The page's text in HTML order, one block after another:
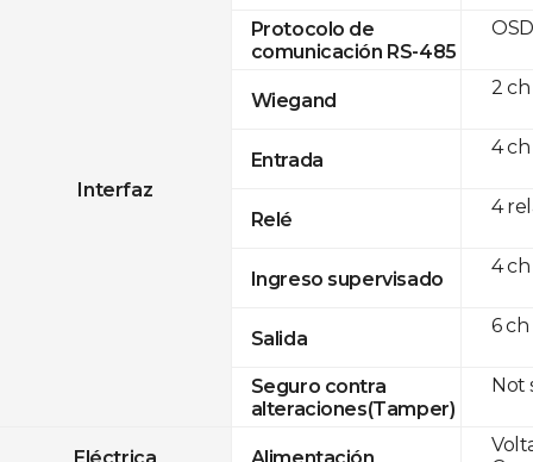
Interfaz
Protocolo de
comunicación RS-485
Wiegand
Entrada
Relé
Ingreso supervisado
Salida
Seguro contra
alteraciones(Tamper)
Eléctrica Alimentación
2
4 ch
4
4 ch
6 ch
Not